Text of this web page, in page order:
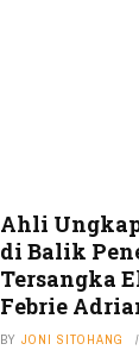
Ahli
di Balik
Tersangka
Febrie
BY JONI SITOHANG